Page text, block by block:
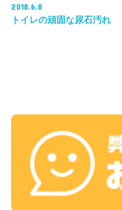
2018.6.8
トイレの頑固な尿石汚れ